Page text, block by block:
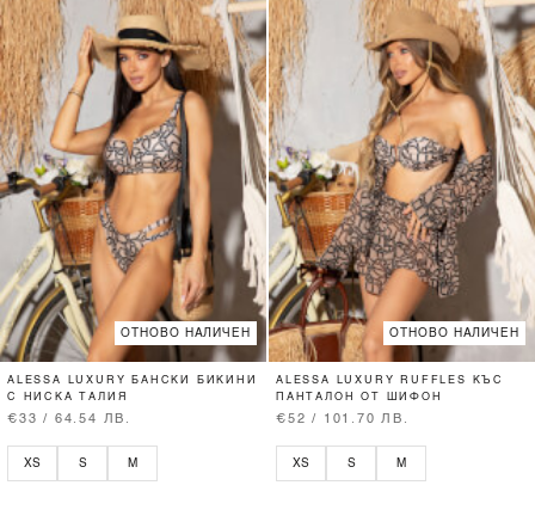
ОТНОВО НАЛИЧЕН
ALESSA LUXURY БАНСКИ БИКИНИ
С НИСКА ТАЛИЯ
€33 / 64.54 ЛВ.
XS S M
ОТНОВО НАЛИЧЕН
ALESSA LUXURY RUFFLES КЪС
ПАНТАЛОН ОТ ШИФОН
€52 / 101.70 ЛВ.
XS S M